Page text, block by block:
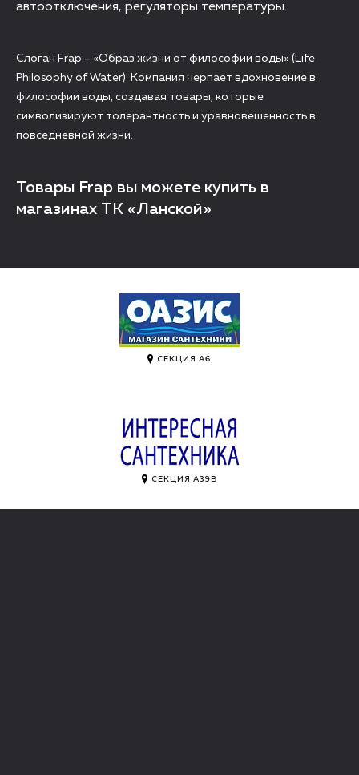
автоотключения, регуляторы температуры.
Слоган Frap – «Образ жизни от философии воды» (Life
Philosophy of Water). Компания черпает вдохновение в
философии воды, создавая товары, которые
символизируют толерантность и уравновешенность в
повседневной жизни.
Товары Frap вы можете купить в
магазинах ТК «Ланской»
СЕКЦИЯ A6
СЕКЦИЯ A39B